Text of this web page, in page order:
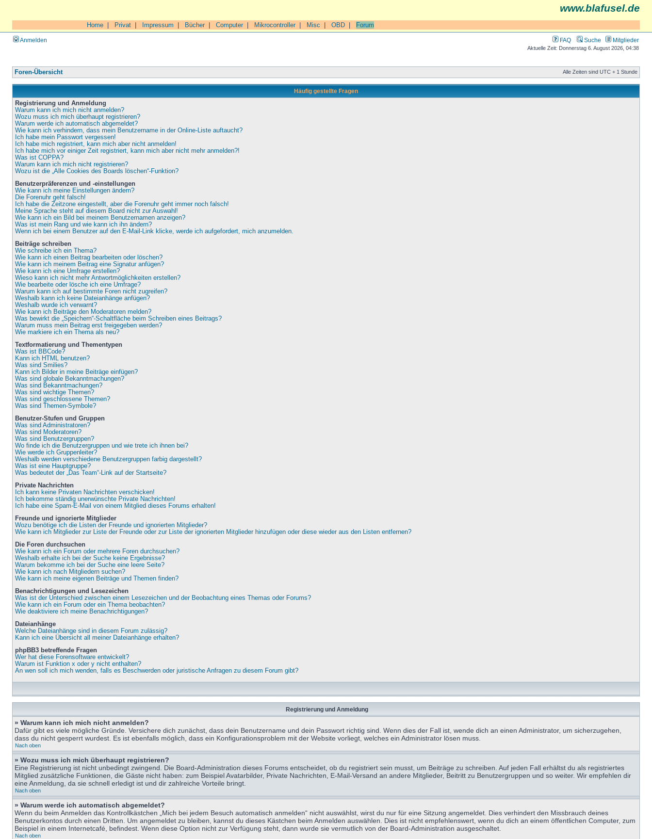
www.blafusel.de
Home Privat Impressum Bücher| Computer| Mikrocontroller| Misc OBD Forum
Anmelden FAQ Suche Mitglieder
Aktuelle Zeit: Donnerstag 6. August 2026, 04:38
Foren-Übersicht Alle Zeiten sind UTC + 1 Stunde
Häufig gestellte Fragen
Registrierung und Anmeldung
Warum kann ich mich nicht anmelden?
Wozu muss ich mich überhaupt registrieren?
Warum werde ich automatisch abgemeldet?
Wie kann ich verhindern, dass mein Benutzername in der Online-Liste auftaucht?
Ich habe mein Passwort vergessen!
Ich habe mich registriert, kann mich aber nicht anmelden!
Ich habe mich vor einiger Zeit registriert, kann mich aber nicht mehr anmelden?!
Was ist COPPA?
Warum kann ich mich nicht registrieren?
Wozu ist die „Alle Cookies des Boards löschen“-Funktion?
Benutzerpräferenzen und -einstellungen
Wie kann ich meine Einstellungen ändern?
Die Forenuhr geht falsch!
Ich habe die Zeitzone eingestellt, aber die Forenuhr geht immer noch falsch!
Meine Sprache steht auf diesem Board nicht zur Auswahl!
Wie kann ich ein Bild bei meinem Benutzernamen anzeigen?
Was ist mein Rang und wie kann ich ihn ändern?
Wenn ich bei einem Benutzer auf den E-Mail-Link klicke, werde ich aufgefordert, mich anzumelden.
Beiträge schreiben
Wie schreibe ich ein Thema?
Wie kann ich einen Beitrag bearbeiten oder löschen?
Wie kann ich meinem Beitrag eine Signatur anfügen?
Wie kann ich eine Umfrage erstellen?
Wieso kann ich nicht mehr Antwortmöglichkeiten erstellen?
Wie bearbeite oder lösche ich eine Umfrage?
Warum kann ich auf bestimmte Foren nicht zugreifen?
Weshalb kann ich keine Dateianhänge anfügen?
Weshalb wurde ich verwarnt?
Wie kann ich Beiträge den Moderatoren melden?
Was bewirkt die „Speichern“-Schaltfläche beim Schreiben eines Beitrags?
Warum muss mein Beitrag erst freigegeben werden?
Wie markiere ich ein Thema als neu?
Textformatierung und Thementypen
Was ist BBCode?
Kann ich HTML benutzen?
Was sind Smilies?
Kann ich Bilder in meine Beiträge einfügen?
Was sind globale Bekanntmachungen?
Was sind Bekanntmachungen?
Was sind wichtige Themen?
Was sind geschlossene Themen?
Was sind Themen-Symbole?
Benutzer-Stufen und Gruppen
Was sind Administratoren?
Was sind Moderatoren?
Was sind Benutzergruppen?
Wo finde ich die Benutzergruppen und wie trete ich ihnen bei?
Wie werde ich Gruppenleiter?
Weshalb werden verschiedene Benutzergruppen farbig dargestellt?
Was ist eine Hauptgruppe?
Was bedeutet der „Das Team“-Link auf der Startseite?
Private Nachrichten
Ich kann keine Privaten Nachrichten verschicken!
Ich bekomme ständig unerwünschte Private Nachrichten!
Ich habe eine Spam-E-Mail von einem Mitglied dieses Forums erhalten!
Freunde und ignorierte Mitglieder
Wozu benötige ich die Listen der Freunde und ignorierten Mitglieder?
Wie kann ich Mitglieder zur Liste der Freunde oder zur Liste der ignorierten Mitglieder hinzufügen oder diese wieder aus den Listen entfernen?
Die Foren durchsuchen
Wie kann ich ein Forum oder mehrere Foren durchsuchen?
Weshalb erhalte ich bei der Suche keine Ergebnisse?
Warum bekomme ich bei der Suche eine leere Seite?
Wie kann ich nach Mitgliedern suchen?
Wie kann ich meine eigenen Beiträge und Themen finden?
Benachrichtigungen und Lesezeichen
Was ist der Unterschied zwischen einem Lesezeichen und der Beobachtung eines Themas oder Forums?
Wie kann ich ein Forum oder ein Thema beobachten?
Wie deaktiviere ich meine Benachrichtigungen?
Dateianhänge
Welche Dateianhänge sind in diesem Forum zulässig?
Kann ich eine Übersicht all meiner Dateianhänge erhalten?
phpBB3 betreffende Fragen
Wer hat diese Forensoftware entwickelt?
Warum ist Funktion x oder y nicht enthalten?
An wen soll ich mich wenden, falls es Beschwerden oder juristische Anfragen zu diesem Forum gibt?
Registrierung und Anmeldung
» Warum kann ich mich nicht anmelden?
Dafür gibt es viele mögliche Gründe. Versichere dich zunächst, dass dein Benutzername und dein Passwort richtig sind. Wenn dies der Fall ist, wende dich an einen Administrator, um sicherzugehen,
dass du nicht gesperrt wurdest. Es ist ebenfalls möglich, dass ein Konfigurationsproblem mit der Website vorliegt, welches ein Administrator lösen muss.
Nach oben
» Wozu muss ich mich überhaupt registrieren?
Eine Registrierung ist nicht unbedingt zwingend. Die Board-Administration dieses Forums entscheidet, ob du registriert sein musst, um Beiträge zu schreiben. Auf jeden Fall erhältst du als registriertes
Mitglied zusätzliche Funktionen, die Gäste nicht haben: zum Beispiel Avatarbilder, Private Nachrichten, E-Mail-Versand an andere Mitglieder, Beitritt zu Benutzergruppen und so weiter. Wir empfehlen dir
eine Anmeldung, da sie schnell erledigt ist und dir zahlreiche Vorteile bringt.
Nach oben
» Warum werde ich automatisch abgemeldet?
Wenn du beim Anmelden das Kontrollkästchen „Mich bei jedem Besuch automatisch anmelden“ nicht auswählst, wirst du nur für eine Sitzung angemeldet. Dies verhindert den Missbrauch deines
Benutzerkontos durch einen Dritten. Um angemeldet zu bleiben, kannst du dieses Kästchen beim Anmelden auswählen. Dies ist nicht empfehlenswert, wenn du dich an einem öffentlichen Computer, zum
Beispiel in einem Internetcafé, befindest. Wenn diese Option nicht zur Verfügung steht, dann wurde sie vermutlich von der Board-Administration ausgeschaltet.
Nach oben